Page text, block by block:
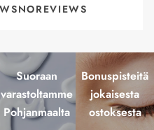
Suoraan
varastoltamme
Pohjanmaalta
Bonuspisteitä
jokaisesta
ostoksesta